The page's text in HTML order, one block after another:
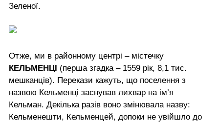
Зеленої.
Отже, ми в районному центрі – містечку
КЕЛЬМЕНЦІ (перша згадка – 1559 рік, 8,1 тис.
мешканців). Перекази кажуть, що поселення з
назвою Кельменці заснував лихвар на ім’я
Кельман. Декілька разів воно змінювала назву:
Кельменешти, Кельменцей, допоки не увійшло до